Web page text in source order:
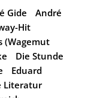
Gide
André
Hit
(Wagemut
Die Stunde
Eduard
Literatur